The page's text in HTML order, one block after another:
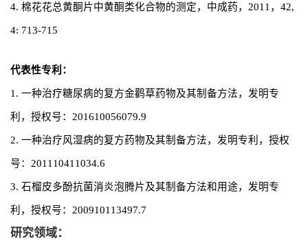
4. 棉花花总黄酮片中黄酮类化合物的测定，中成药，2011，42,
4: 713-715
代表性专利：
1. 一种治疗糖尿病的复方金鹳草药物及其制备方法，发明专
利，授权号：201610056079.9
2. 一种治疗风湿病的复方药物及其制备方法，发明专利，授权
号：201110411034.6
3. 石榴皮多酚抗菌消炎泡腾片及其制备方法和用途，发明专
利，授权号：200910113497.7
研究领域：